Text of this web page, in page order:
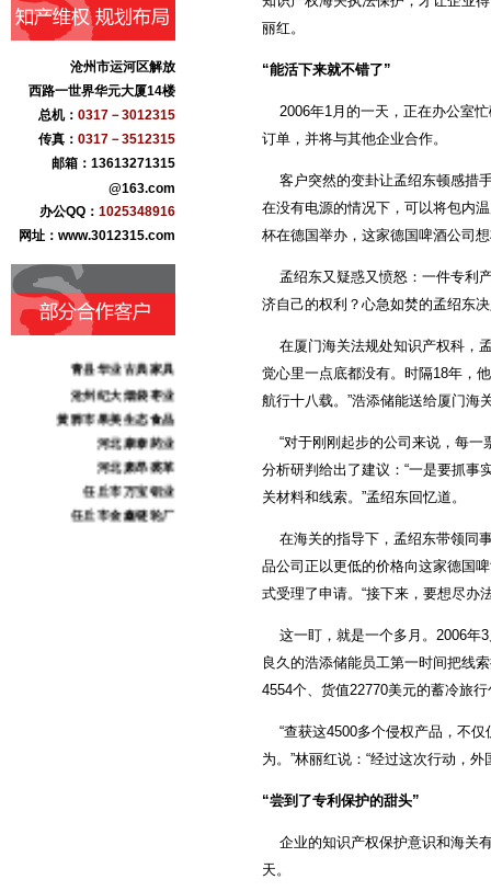
沧州市运河区解放
西路一世界华元大厦14楼
总机： 0317－3012315
传真： 0317－3512315
邮箱：13613271315
@163.com
办公QQ： 1025348916
网址：www.3012315.com
盐百商贸集团
青县华业古典家具
沧州纪大烟袋枣业
黄骅市果美生态食品
河北康泰药业
河北肃昂裘革
任丘市万宝铝业
任丘市金鑫链轮厂
丽红。
“能活下来就不错了”
2006年1月的一天，正在办公室忙
订单，并将与其他企业合作。
客户突然的变卦让孟绍东顿感措
在没有电源的情况下，可以将包内
杯在德国举办，这家德国啤酒公司
孟绍东又疑惑又愤怒：一件专利
济自己的权利？心急如焚的孟绍东
在厦门海关法规处知识产权科，
觉心里一点底都没有。时隔18年，
航行十八载。”浩添储能送给厦门海
“对于刚刚起步的公司来说，每一
分析研判给出了建议：“一是要抓事
关材料和线索。”孟绍东回忆道。
在海关的指导下，孟绍东带领同
品公司正以更低的价格向这家德国
式受理了申请。“接下来，要想尽办
这一盯，就是一个多月。2006年3
良久的浩添储能员工第一时间把线
4554个、货值22770美元的蓄冷旅
“查获这4500多个侵权产品，不仅
为。”林丽红说：“经过这次行动，
“尝到了专利保护的甜头”
企业的知识产权保护意识和海关
天。